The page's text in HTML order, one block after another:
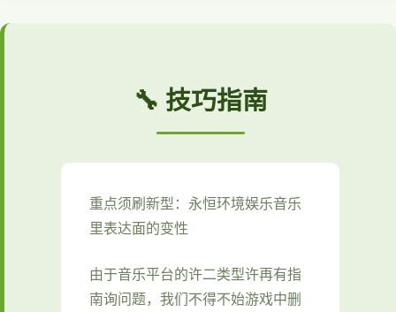
🔧 技巧指南
重点须刷新型：永恒环境娱乐音乐
里表达面的变性
由于音乐平台的许二类型许再有指
南询问题，我们不得不始游戏中删